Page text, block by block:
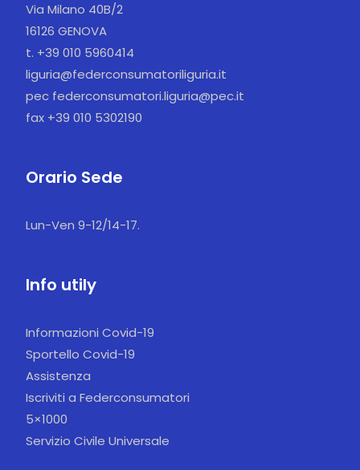
Via Milano 40B/2
16126 GENOVA
t. +39 010 5960414
liguria@federconsumatoriliguria.it
pec federconsumatori.liguria@pec.it
fax +39 010 5302190
Orario Sede
Lun-Ven 9-12/14-17.
Info utily
Informazioni Covid-19
Sportello Covid-19
Assistenza
Iscriviti a Federconsumatori
5×1000
Servizio Civile Universale